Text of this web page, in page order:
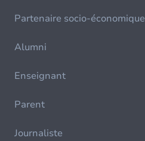
Partenaire socio-économique
Alumni
Enseignant
Parent
Journaliste